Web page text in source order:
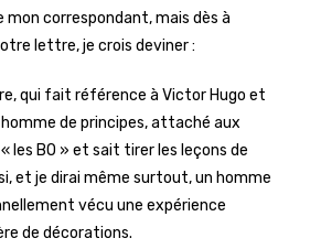
correspondant, mais dès à
lettre, je crois deviner :
qui fait référence à Victor Hugo et
homme de principes, attaché aux
les BO » et sait tirer les leçons de
et je dirai même surtout, un homme
vécu une expérience
de décorations.